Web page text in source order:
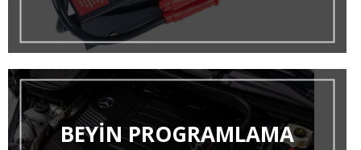
BEYIN PROGRAMLAMA